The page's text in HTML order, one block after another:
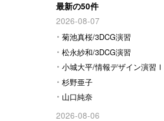
最新の50件
2026-08-07
菊池真桜/3DCG演習
松永紗和/3DCG演習
小城大平/情報デザイン演習Ⅰ
杉野亜子
山口純奈
2026-08-06